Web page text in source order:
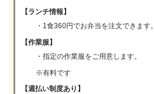
【ランチ情報】
・1食360円でお弁当を注文できます。
【作業服】
・指定の作業服をご用意します。
※有料です
【週払い制度あり】